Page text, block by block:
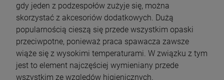
gdy jeden z podzespołów zużyje się, można
skorzystać z akcesoriów dodatkowych. Dużą
popularnością cieszą się przede wszystkim opaski
przeciwpotne, ponieważ praca spawacza zawsze
wiąże się z wysokimi temperaturami. W związku z tym
jest to element najczęściej wymieniany przede
wszystkim ze względów higienicznych.